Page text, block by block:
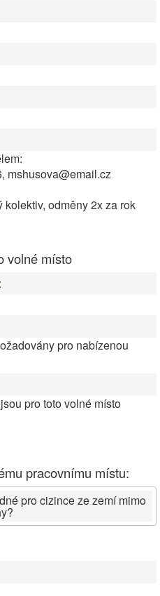
mshusova@email.cz
odměny 2x za rok
volné místo
pro nabízenou
pro toto volné místo
pracovnímu místu:
pro cizince ze zemí mimo